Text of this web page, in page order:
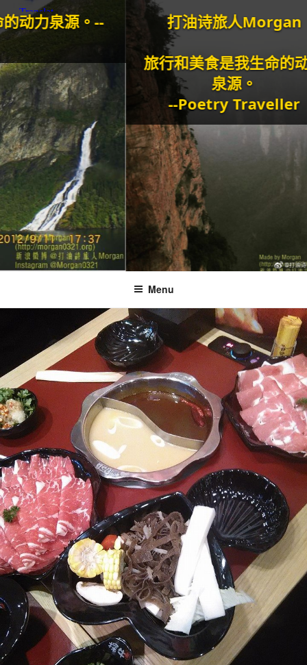
源。--
打油诗旅人Morgan
旅行和美食是我生命的动力
泉源。
--Poetry Traveller
Menu